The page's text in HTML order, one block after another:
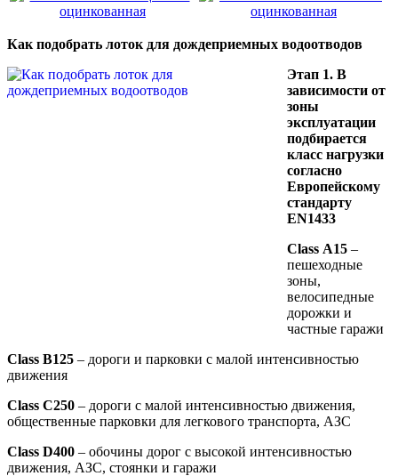
Как подобрать лоток для дождеприемных водоотводов
Этап 1. В
зависимости от
зоны
эксплуатации
подбирается
класс нагрузки
согласно
Европейскому
стандарту
EN1433
Class A15 –
пешеходные
зоны,
велосипедные
дорожки и
частные гаражи
Class В125 – дороги и парковки с малой интенсивностью
движения
Class С250 – дороги с малой интенсивностью движения,
общественные парковки для легкового транспорта, АЗС
Class D400 – обочины дорог с высокой интенсивностью
движения, АЗС, стоянки и гаражи